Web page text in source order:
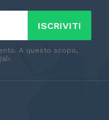
ISCRIVITI
A questo scopo,